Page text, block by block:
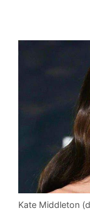
Kate Middleton